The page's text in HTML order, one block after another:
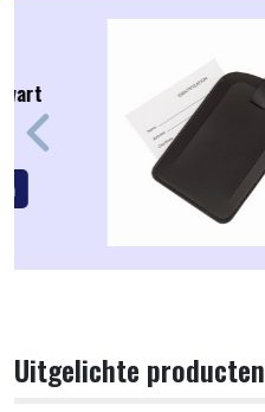
Lemon en Soda Basic
Van €5.93
Details bekijken
Previous
Uitgelichte producten